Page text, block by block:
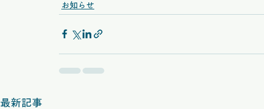
お知らせ
最新記事